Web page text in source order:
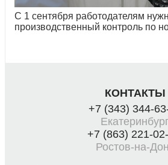
С 1 сентября работодателям
производственный контроль по
КОНТАКТЫ
+7 (343) 344-
Екатеринбург
+7 (863) 221-
Ростов-на-